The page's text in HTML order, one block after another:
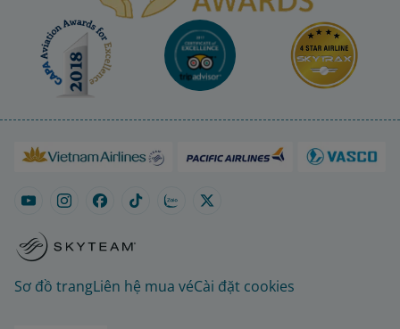
Sơ đồ trangLiên hệ mua véCài đặt cookies